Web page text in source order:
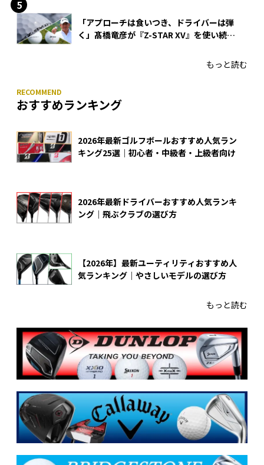
「アプローチは食いつき、ドライバーは弾
く」髙橋竜彦が『Z-STAR XV』を使い続け
もっと読む
おすすめランキング
2026年最新ゴルフボールおすすめ人気ラン
キング25選｜初心者・中級者・上級者向け
2026年最新ドライバーおすすめ人気ランキ
ング｜飛ぶクラブの選び方
【2026年】最新ユーティリティおすすめ人
気ランキング｜やさしいモデルの選び方
もっと読む